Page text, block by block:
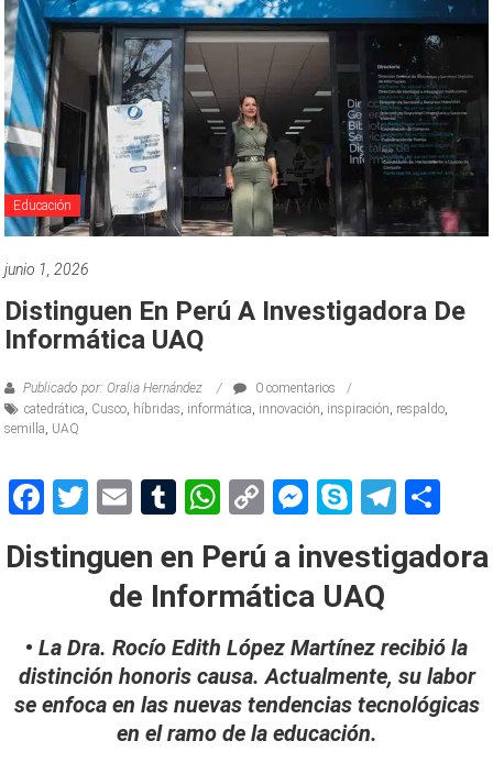
Educación
junio 1, 2026
Distinguen En Perú A Investigadora De
Informática UAQ
Publicado por: Oralia Hernández
0 comentarios
catedrática Cusco híbridas informática innovación inspiración respaldo
semilla UAQ
Facebook
Twitter
EmailTumblr
WhatsApp
CopyMessenger
Skype
Distinguen en Perú a investigadora
de Informática UAQ
• La Dra. Rocío Edith López Martínez recibió la
distinción honoris causa. Actualmente, su labor
se enfoca en las nuevas tendencias tecnológicas
en el ramo de la educación.